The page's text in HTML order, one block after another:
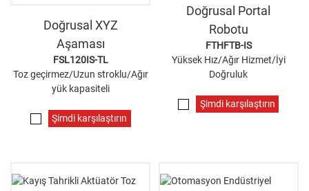
Doğrusal XYZ
Aşaması
FSL120IS-TL
Toz geçirmez/Uzun stroklu/Ağır
yük kapasiteli
Şimdi karşılaştırın
Doğrusal Portal
Robotu
FTHFTB-IS
Yüksek Hız/Ağır Hizmet/İyi
Doğruluk
Şimdi karşılaştırın